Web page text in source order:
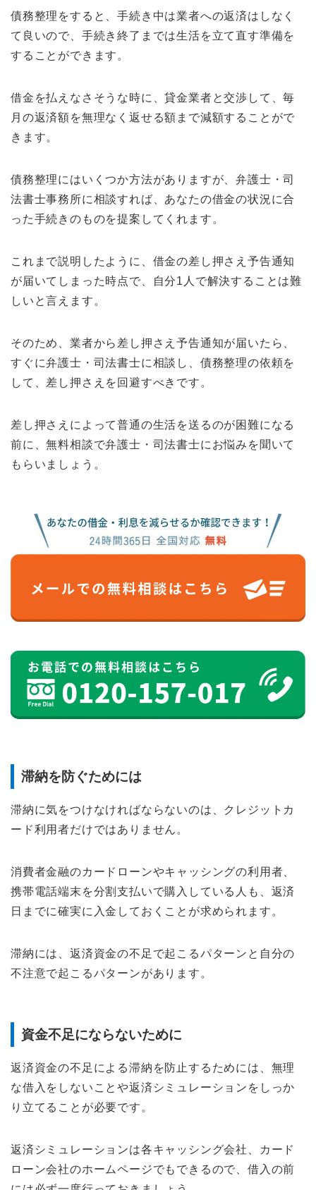
債務整理をすると、手続き中は業者への返済はしなく
て良いので、手続き終了までは生活を立て直す準備を
することができます。
借金を払えなさそうな時に、貸金業者と交渉して、毎
月の返済額を無理なく返せる額まで減額することがで
きます。
債務整理にはいくつか方法がありますが、弁護士・司
法書士事務所に相談すれば、あなたの借金の状況に合
った手続きのものを提案してくれます。
これまで説明したように、借金の差し押さえ予告通知
が届いてしまった時点で、自分1人で解決することは難
しいと言えます。
そのため、業者から差し押さえ予告通知が届いたら、
すぐに弁護士・司法書士に相談し、債務整理の依頼を
して、差し押さえを回避すべきです。
差し押さえによって普通の生活を送るのが困難になる
前に、無料相談で弁護士・司法書士にお悩みを聞いて
もらいましょう。
滞納を防ぐためには
滞納に気をつけなければならないのは、クレジットカ
ード利用者だけではありません。
消費者金融のカードローンやキャッシングの利用者、
携帯電話端末を分割支払いで購入している人も、返済
日までに確実に入金しておくことが求められます。
滞納には、返済資金の不足で起こるパターンと自分の
不注意で起こるパターンがあります。
資金不足にならないために
返済資金の不足による滞納を防止するためには、無理
な借入をしないことや返済シミュレーションをしっか
り立てることが必要です。
返済シミュレーションは各キャッシング会社、カード
ローン会社のホームページでもできるので、借入の前